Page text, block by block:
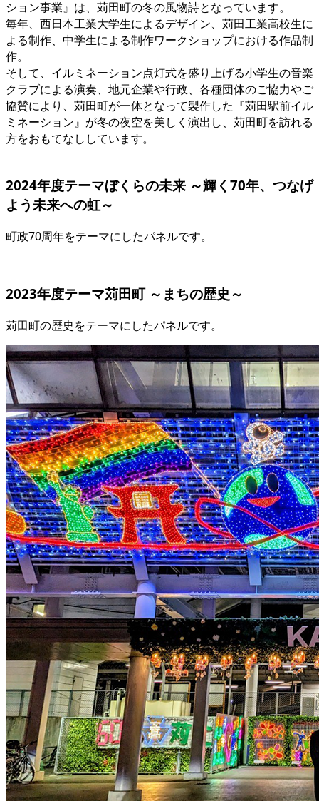
ション事業』は、苅田町の冬の風物詩となっています。
毎年、西日本工業大学生によるデザイン、苅田工業高校生に
よる制作、中学生による制作ワークショップにおける作品制
作。
そして、イルミネーション点灯式を盛り上げる小学生の音楽
クラブによる演奏、地元企業や行政、各種団体のご協力やご
協賛により、苅田町が一体となって製作した『苅田駅前イル
ミネーション』が冬の夜空を美しく演出し、苅田町を訪れる
方をおもてなししています。
2024年度テーマぼくらの未来 ～輝く70年、つなげ
よう未来への虹～
町政70周年をテーマにしたパネルです。
2023年度テーマ苅田町 ～まちの歴史～
苅田町の歴史をテーマにしたパネルです。